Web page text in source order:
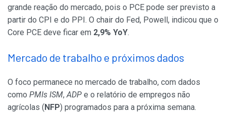
grande reação do mercado, pois o PCE pode ser previsto a
partir do CPI e do PPI. O chair do Fed, Powell, indicou que o
Core PCE deve ficar em 2,9% YoY.
Mercado de trabalho e próximos dados
O foco permanece no mercado de trabalho, com dados
como PMIs ISM,ADP e o relatório de empregos não
agrícolas (NFP) programados para a próxima semana.